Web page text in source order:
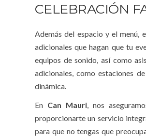
CELEBRACIÓN
Además del espacio y el menú,
adicionales que hagan que tu
equipos de sonido, así como
adicionales, como estaciones
dinámica.
En Can Mauri, nos
proporcionarte un servicio
para que no tengas que